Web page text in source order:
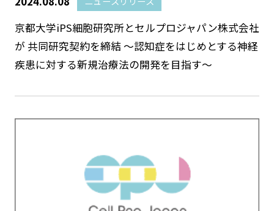
京都大学iPS細胞研究所とセルプロジャパン株式会社
が 共同研究契約を締結 〜認知症をはじめとする神経
疾患に対する新規治療法の開発を目指す〜